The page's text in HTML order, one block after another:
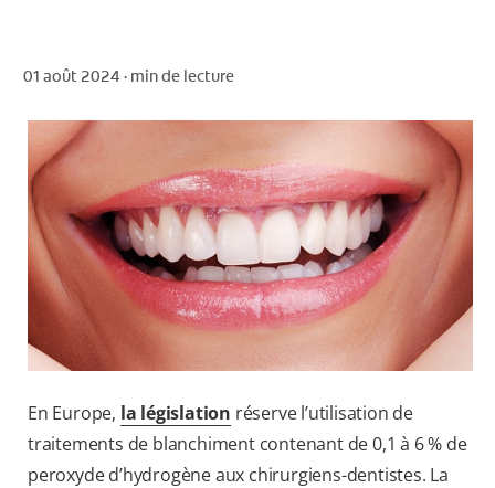
CH (FR)
01 août 2024 · min de lecture
En Europe, la législation réserve l’utilisation de
traitements de blanchiment contenant de 0,1 à 6 % de
peroxyde d’hydrogène aux chirurgiens-dentistes. La